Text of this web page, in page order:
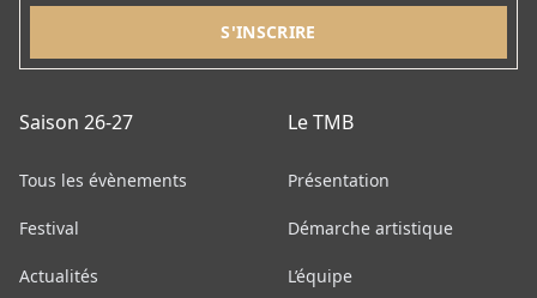
Saison 26-27
Tous les évènements
Festival
Actualités
Le TMB
Présentation
Démarche artistique
L’équipe